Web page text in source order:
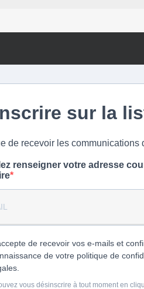
sur la
de recevoir les communications
renseigner votre adresse
de recevoir vos e-mails et
de votre politique de
vous désinscrire à tout moment en